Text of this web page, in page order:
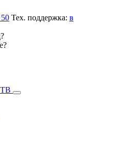
Тех. поддержка: в
?